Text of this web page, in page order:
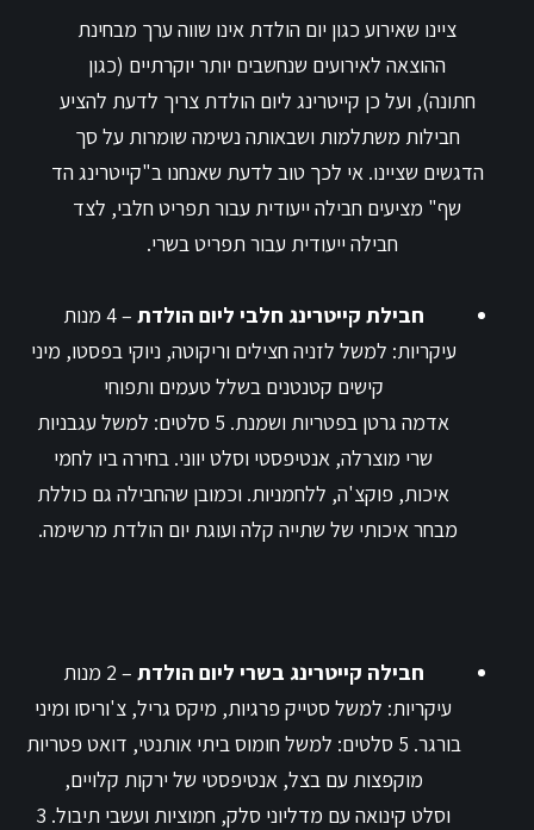
ציינו שאירוע כגון יום הולדת אינו שווה ערך מבחינת
ההוצאה לאירועים שנחשבים יותר יוקרתיים (כגון
חתונה), ועל כן קייטרינג ליום הולדת צריך לדעת להציע
חבילות משתלמות ושבאותה נשימה שומרות על סך
הדגשים שציינו. אי לכך טוב לדעת שאנחנו ב"קייטרינג הד
שף" מציעים חבילה ייעודית עבור תפריט חלבי, לצד
חבילה ייעודית עבור תפריט בשרי.
חבילת קייטרינג חלבי ליום הולדת
– 4 מנות
עיקריות: למשל לזניה חצילים וריקוטה, ניוקי בפסטו, מיני
קישים קטנטנים בשלל טעמים ותפוחי
אדמה גרטן בפטריות ושמנת. 5 סלטים: למשל עגבניות
שרי מוצרלה, אנטיפסטי וסלט יווני. בחירה ביו לחמי
איכות, פוקצ'ה, ללחמניות. וכמובן שהחבילה גם כוללת
מבחר איכותי של שתייה קלה ועוגת יום הולדת מרשימה.
חבילה קייטרינג בשרי ליום הולדת –
2 מנות
עיקריות: למשל סטייק פרגיות, מיקס גריל, צ'וריסו ומיני
בורגר. 5 סלטים: למשל חומוס ביתי אותנטי, דואט פטריות
מוקפצות עם בצל, אנטיפסטי של ירקות קלויים,
וסלט קינואה עם מדליוני סלק, חמוציות ועשבי תיבול. 3